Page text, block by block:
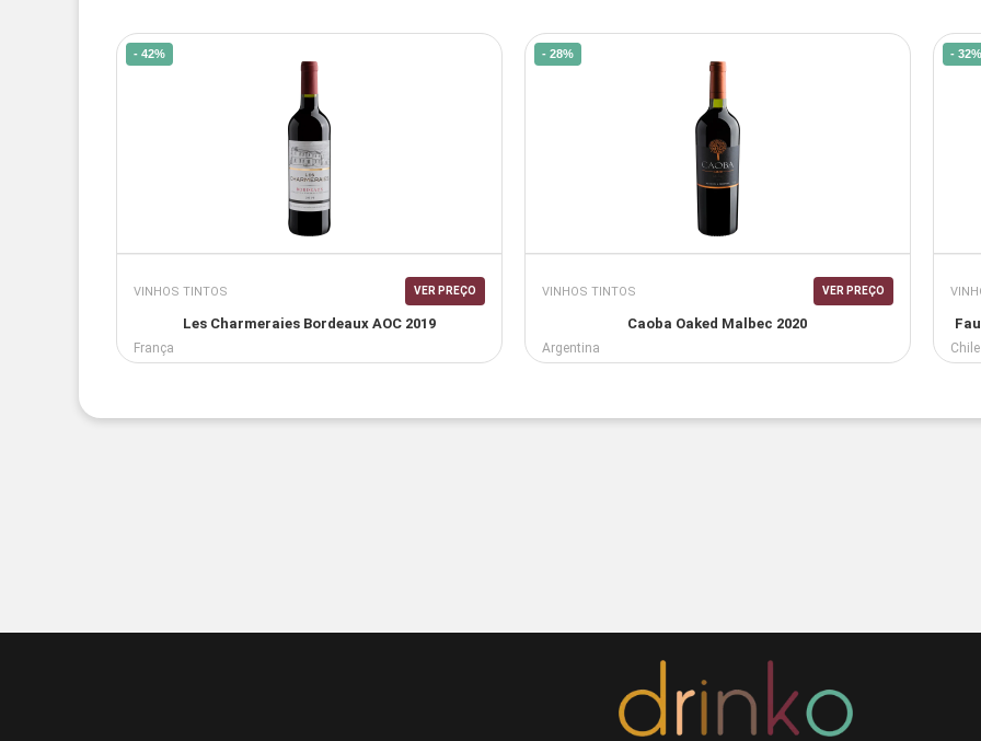
- 42%
VINHOS TINTOS VER PREÇO
Les Charmeraies Bordeaux AOC 2019
França
- 28%
VINHOS TINTOS VER PREÇO
Caoba Oaked Malbec 2020
Argentina
-
Chile